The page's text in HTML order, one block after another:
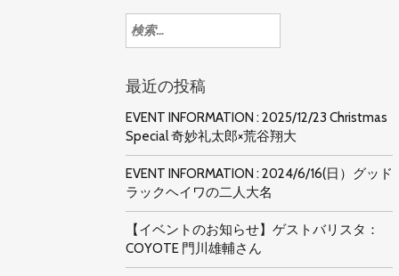
検
索:
最近の投稿
EVENT INFORMATION : 2025/12/23 Christmas
Special 奇妙礼太郎×荒谷翔大
EVENT INFORMATION : 2024/6/16(日）グッド
ラックヘイワの二人大名
【イベントのお知らせ】ゲストバリスタ：
COYOTE 門川雄輔さん